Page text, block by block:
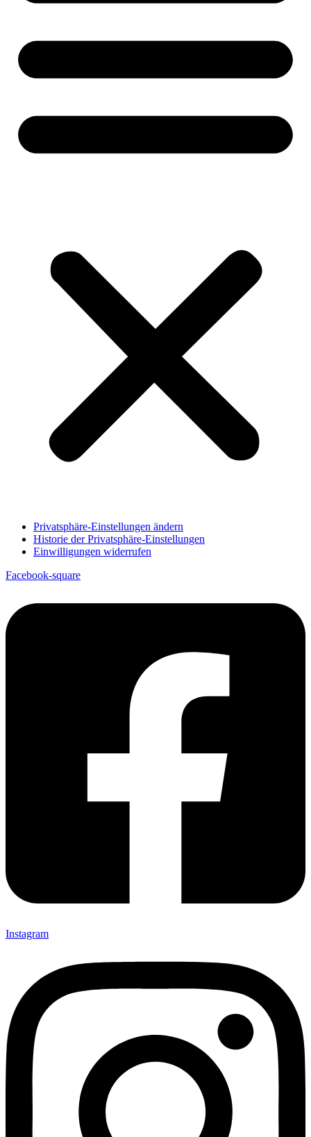
Privatsphäre-Einstellungen ändern
Historie der Privatsphäre-Einstellungen
Einwilligungen widerrufen
Facebook-square
Instagram